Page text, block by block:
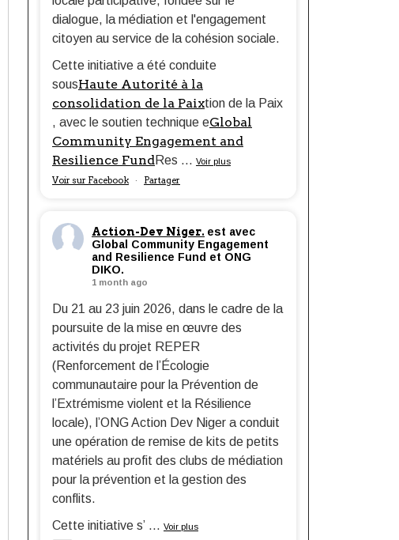
dialogue, la médiation et l'engagement
citoyen au service de la cohésion sociale.
Cette initiative a été conduite
sousHaute Autorité à la
consolidation de la Paixtion de la Paix
, avec le soutien technique eGlobal
Community Engagement and
Resilience FundRes ... Voir plus
Voir sur Facebook · Partager
Action-Dev Niger. est avec
Global Community Engagement
and Resilience Fund et ONG
DIKO.
1 month ago
Du 21 au 23 juin 2026, dans le cadre de la
poursuite de la mise en œuvre des
activités du projet REPER
(Renforcement de l’Écologie
communautaire pour la Prévention de
l’Extrémisme violent et la Résilience
locale), l’ONG Action Dev Niger a conduit
une opération de remise de kits de petits
matériels au profit des clubs de médiation
pour la prévention et la gestion des
conflits.
Cette initiative s’ ... Voir plus